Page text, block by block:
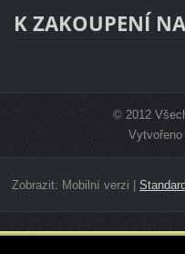
K ZAKOUPENÍ
© 2012
Zobrazit: Mobilní verzi